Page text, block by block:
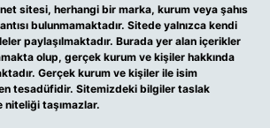
sitesi, herhangi bir marka, kurum veya şahıs
bulunmamaktadır. Sitede yalnızca kendi
paylaşılmaktadır. Burada yer alan içerikler
olup, gerçek kurum ve kişiler hakkında
Gerçek kurum ve kişiler ile isim
tesadüfidir. Sitemizdeki bilgiler taslak
taşımazlar.